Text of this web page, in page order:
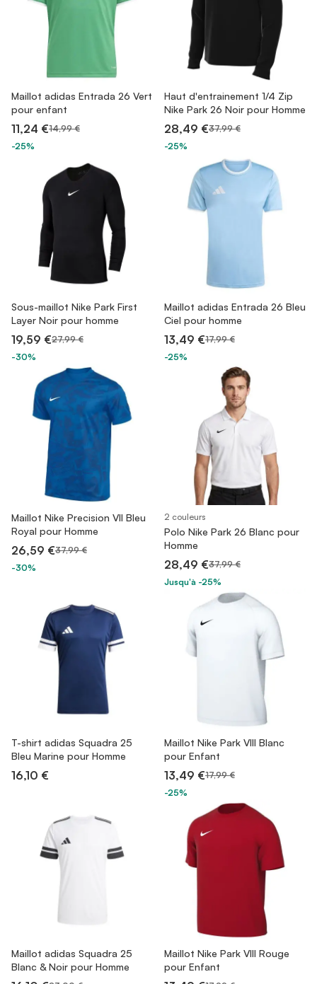
Maillot adidas Entrada 26 Vert
pour enfant
11,24 €14,99 €
-25%
Haut d'entrainement 1/4 Zip
Nike Park 26 Noir pour Homme
28,49 €37,99 €
-25%
Sous-maillot Nike Park First
Layer Noir pour homme
19,59 €27,99 €
-30%
Maillot adidas Entrada 26 Bleu
Ciel pour homme
13,49 €17,99 €
-25%
Maillot Nike Precision VII Bleu
Royal pour Homme
26,59 €37,99 €
-30%
2 couleurs
Polo Nike Park 26 Blanc pour
Homme
28,49 €37,99 €
Jusqu'à -25%
T-shirt adidas Squadra 25
Bleu Marine pour Homme
16,10 €
Maillot Nike Park VIII Blanc
pour Enfant
13,49 €17,99 €
-25%
Maillot adidas Squadra 25
Blanc & Noir pour Homme
Maillot Nike Park VIII Rouge
pour Enfant